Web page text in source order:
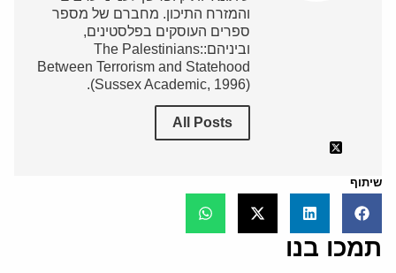
והמזרח התיכון. מחברם של מספר
ספרים העוסקים בפלסטינים,
וביניהם:The Palestinians:
Between Terrorism and Statehood
(Sussex Academic, 1996).
All Posts
שיתוף
תמכו בנו